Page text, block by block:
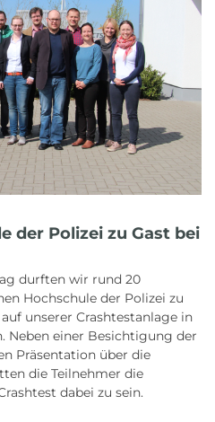
der Polizei zu Gast bei
durften wir rund 20
Hochschule der Polizei zu
unserer Crashtestanlage in
Neben einer Besichtigung der
Präsentation über die
die Teilnehmer die
dabei zu sein.